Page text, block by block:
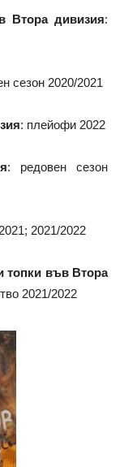
Втора дивизия:
сезон 2020/2021
: плейофи 2022
: редовен сезон
2021/2022
топки във Втора
2021/2022